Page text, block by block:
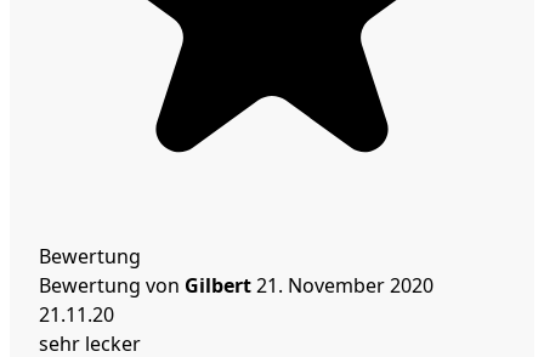
Bewertung
Bewertung von Gilbert21. November 2020
21.11.20
sehr lecker